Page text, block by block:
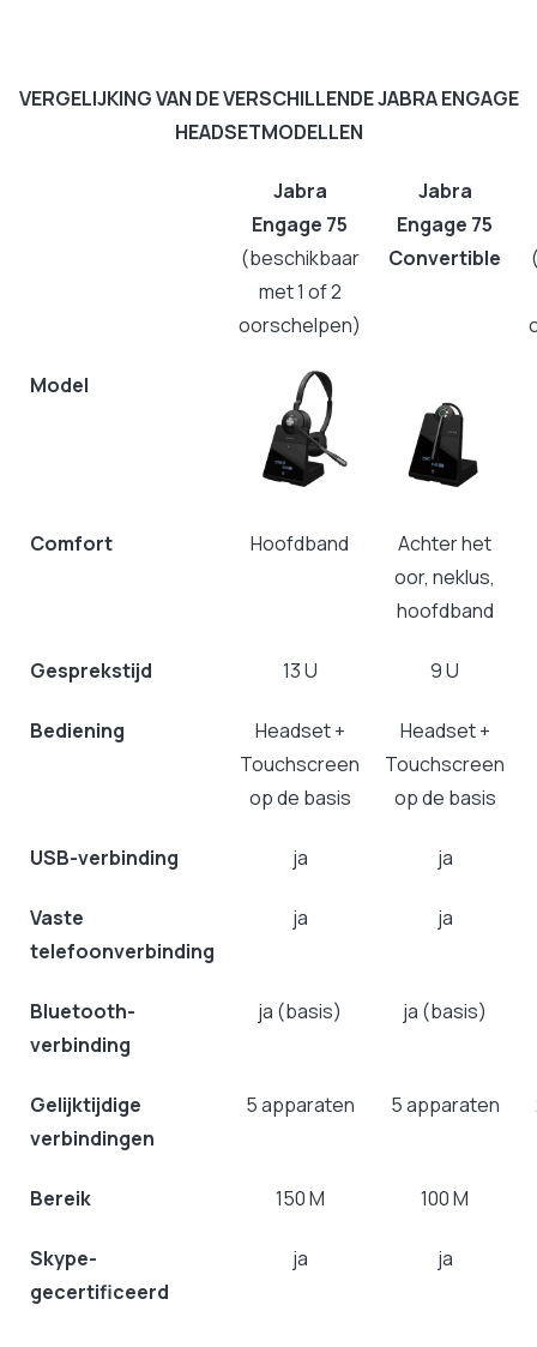
VERGELIJKING VAN DE VERSCHILLENDE JABRA ENGAGE
HEADSETMODELLEN
Jabra
Engage 75
(beschikbaar
met 1 of 2
oorschelpen)
Jabra
Engage 75
Convertible
Model
Comfort Hoofdband
Achter het
oor, neklus,
hoofdband
Gesprekstijd 13 U 9 U
Bediening
Headset +
Touchscreen
op de basis
Headset +
Touchscreen
op de basis
USB-verbinding ja ja
Vaste
telefoonverbinding
ja ja
Bluetooth-
verbinding
ja (basis) ja (basis)
Gelijktijdige
verbindingen
5 apparaten 5 apparaten
Bereik 150 M 100 M
Skype-
gecertificeerd
ja ja